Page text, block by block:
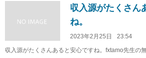
収入源がたくさん
ね。
2023年2月25日
23:54
収入源がたくさんあると安心ですね。fxtamo先生の